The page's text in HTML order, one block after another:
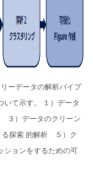
ーデータの解析パイプ
いて示す。 １）データ
３）データのクリーン
る探索 的解析 ５）ク
ョンをするための可